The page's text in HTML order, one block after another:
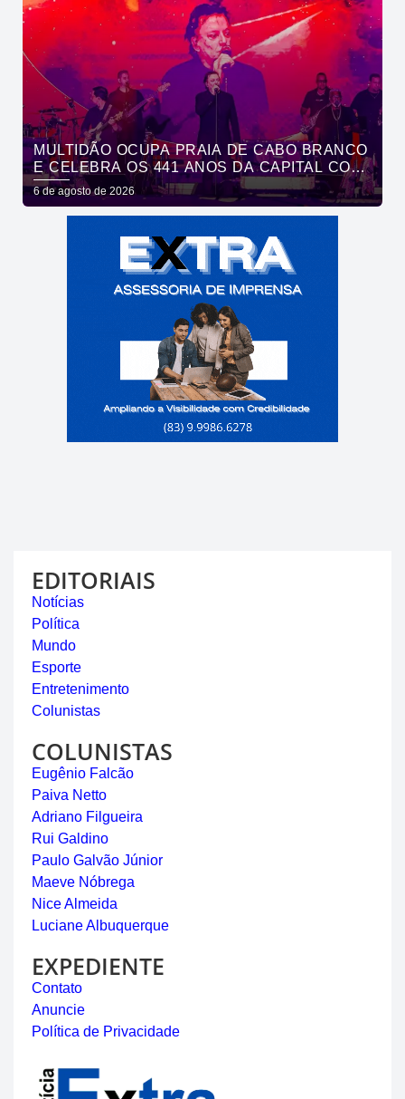
MULTIDÃO OCUPA PRAIA DE CABO BRANCO
E CELEBRA OS 441 ANOS DA CAPITAL COM
SHOWS DE ROUPA NOVA E FÁBIO JR
6 de agosto de 2026
EDITORIAIS
Notícias
Política
Mundo
Esporte
Entretenimento
Colunistas
COLUNISTAS
Eugênio Falcão
Paiva Netto
Adriano Filgueira
Rui Galdino
Paulo Galvão Júnior
Maeve Nóbrega
Nice Almeida
Luciane Albuquerque
EXPEDIENTE
Contato
Anuncie
Política de Privacidade